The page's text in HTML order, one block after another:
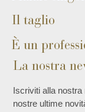
Il taglio
È un
La nostra
Iscriviti alla
nostre ultime